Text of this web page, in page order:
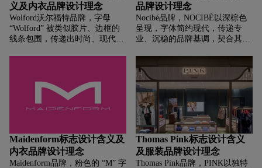
义及内衣品牌设计理念
Wolford沃尔福特品牌，‌‌‌字母
“Wolford” 被类似胶片、边框的
线条包围，传递出时尚、现代
的 “镜头” 或 “场景” 中，象征其
产品在时尚领域的聚焦与独特呈
现，展现出品牌对时尚潮流的捕
捉与诠释 。
品牌设计理念
Nocibé品牌，‌‌‌NOCIBÉ以深棕色
呈现，字体简约现代，传递专
业、沉稳的品牌基调，契合其美
知名美妆连锁品牌 。
Maidenform标志设计含义及
内衣品牌设计理念
Maidenform品牌，‌‌‌粉色的 “M” 字
Thomas Pink标志设计含义
及服装品牌设计理念
Thomas Pink品牌，‌‌‌PINK以独特